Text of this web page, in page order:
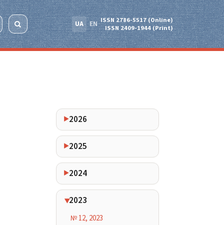
UA EN ISSN 2786-5517 (Online)
ISSN 2409-1944 (Print)
2026
2025
2024
2023
№ 12, 2023